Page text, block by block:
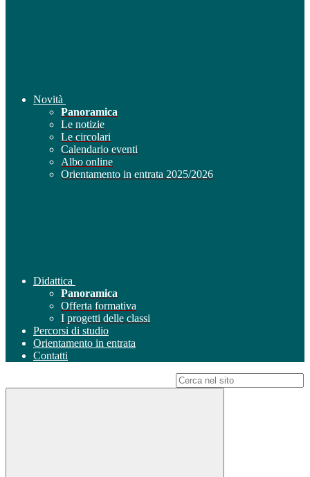
Novità
Panoramica
Le notizie
Le circolari
Calendario eventi
Albo online
Orientamento in entrata 2025/2026
Didattica
Panoramica
Offerta formativa
I progetti delle classi
Percorsi di studio
Orientamento in entrata
Contatti